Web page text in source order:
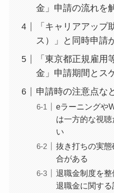
金」申請の流れを
「キャリアアップ
ス）」と同時申請
「東京都正規雇用
金」申請期間とス
申請時の注意点な
eラーニングや
は一方的な視
い
抜き打ちの実
合がある
退職金制度を
退職金に関す